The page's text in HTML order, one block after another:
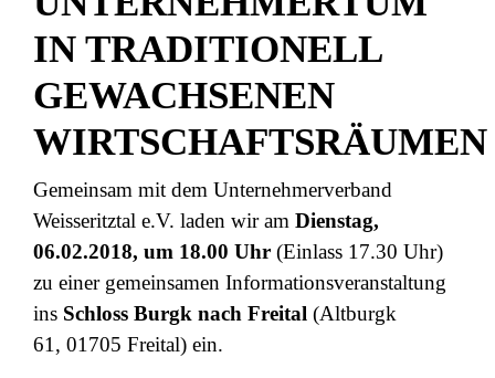
IN TRADITIONELL
GEWACHSENEN
Gemeinsam mit dem Unternehmerverband
Weisseritztal e.V. laden wir am Dienstag,
06.02.2018, um 18.00 Uhr (Einlass 17.30 Uhr)
zu einer gemeinsamen Informationsveranstaltung
ins Schloss Burgk nach Freital (Altburgk
61, 01705 Freital) ein.